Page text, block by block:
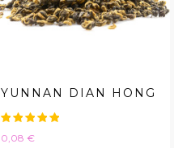
YUNNAN DIAN HONG
Hinta
0,08 €